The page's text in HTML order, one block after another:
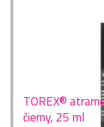
TOREX®
čierny, 25 ml